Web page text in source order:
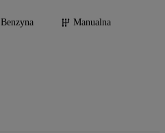
Benzyna
Manualna